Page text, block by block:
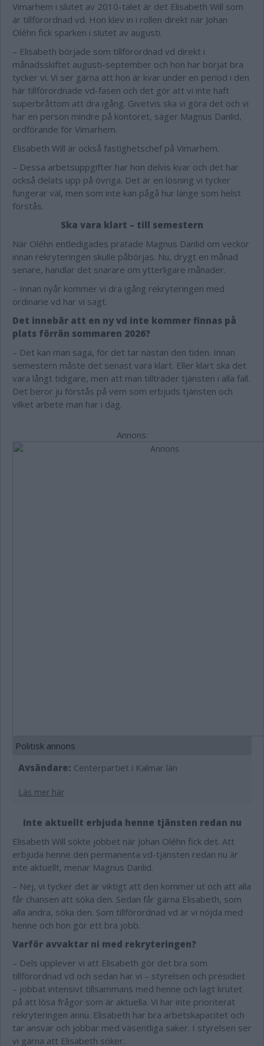
Vimarhem i slutet av 2010-talet är det Elisabeth Will som
är tillförordnad vd. Hon klev in i rollen direkt när Johan
Oléhn fick sparken i slutet av augusti.
– Elisabeth började som tillförordnad vd direkt i
månadsskiftet augusti-september och hon har börjat bra
tycker vi. Vi ser gärna att hon är kvar under en period i den
här tillförordnade vd-fasen och det gör att vi inte haft
superbråttom att dra igång. Givetvis ska vi göra det och vi
har en person mindre på kontoret, säger Magnus Danlid,
ordförande för Vimarhem.
Elisabeth Will är också fastighetschef på Vimarhem.
– Dessa arbetsuppgifter har hon delvis kvar och det har
också delats upp på övriga. Det är en lösning vi tycker
fungerar väl, men som inte kan pågå hur länge som helst
förstås.
Ska vara klart – till semestern
När Oléhn entledigades pratade Magnus Danlid om veckor
innan rekryteringen skulle påbörjas. Nu, drygt en månad
senare, handlar det snarare om ytterligare månader.
– Innan nyår kommer vi dra igång rekryteringen med
ordinarie vd har vi sagt.
Det innebär att en ny vd inte kommer finnas på
plats förrän sommaren 2026?
– Det kan man säga, för det tar nästan den tiden. Innan
semestern måste det senast vara klart. Eller klart ska det
vara långt tidigare, men att man tillträder tjänsten i alla fall.
Det beror ju förstås på vem som erbjuds tjänsten och
vilket arbete man har i dag.
Annons:
Politisk annons
Avsändare: Centerpartiet i Kalmar län
Läs mer här
Inte aktuellt erbjuda henne tjänsten redan nu
Elisabeth Will sökte jobbet när Johan Oléhn fick det. Att
erbjuda henne den permanenta vd-tjänsten redan nu är
inte aktuellt, menar Magnus Danlid.
– Nej, vi tycker det är viktigt att den kommer ut och att alla
får chansen att söka den. Sedan får gärna Elisabeth, som
alla andra, söka den. Som tillförordnad vd är vi nöjda med
henne och hon gör ett bra jobb.
Varför avvaktar ni med rekryteringen?
– Dels upplever vi att Elisabeth gör det bra som
tillförordnad vd och sedan har vi – styrelsen och presidiet
– jobbat intensivt tillsammans med henne och lagt krutet
på att lösa frågor som är aktuella. Vi har inte prioriterat
rekryteringen ännu. Elisabeth har bra arbetskapacitet och
tar ansvar och jobbar med väsentliga saker. I styrelsen ser
vi gärna att Elisabeth söker.